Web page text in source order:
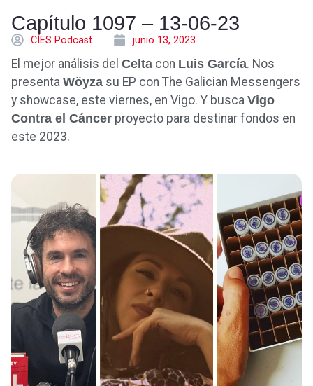
Capítulo 1097 – 13-06-23
CÍES Podcast junio 13, 2023
El mejor análisis del Celta con Luis García. Nos
presenta Wöyza su EP con The Galician Messengers
y showcase, este viernes, en Vigo. Y busca Vigo
Contra el Cáncer proyecto para destinar fondos en
este 2023.